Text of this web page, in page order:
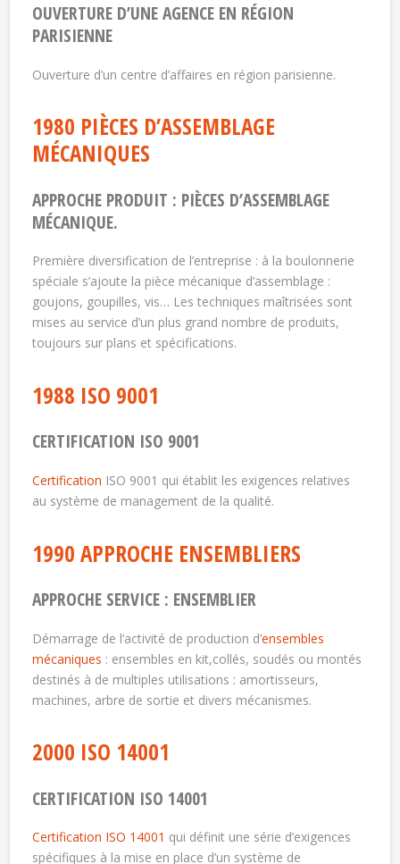
OUVERTURE D’UNE AGENCE EN RÉGION
PARISIENNE
Ouverture d’un centre d’affaires en région parisienne.
1980 PIÈCES D’ASSEMBLAGE
MÉCANIQUES
APPROCHE PRODUIT : PIÈCES D’ASSEMBLAGE
MÉCANIQUE.
Première diversification de l’entreprise : à la boulonnerie
spéciale s’ajoute la pièce mécanique d’assemblage :
goujons, goupilles, vis… Les techniques maîtrisées sont
mises au service d’un plus grand nombre de produits,
toujours sur plans et spécifications.
1988 ISO 9001
CERTIFICATION ISO 9001
Certification ISO 9001 qui établit les exigences relatives
au système de management de la qualité.
1990 APPROCHE ENSEMBLIERS
APPROCHE SERVICE : ENSEMBLIER
Démarrage de l’activité de production d’ensembles
mécaniques : ensembles en kit,collés, soudés ou montés
destinés à de multiples utilisations : amortisseurs,
machines, arbre de sortie et divers mécanismes.
2000 ISO 14001
CERTIFICATION ISO 14001
Certification ISO 14001 qui définit une série d’exigences
spécifiques à la mise en place d’un système de